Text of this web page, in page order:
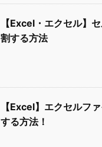
【Excel・エクセル】
割する方法
【Excel】エクセルフ
する方法！